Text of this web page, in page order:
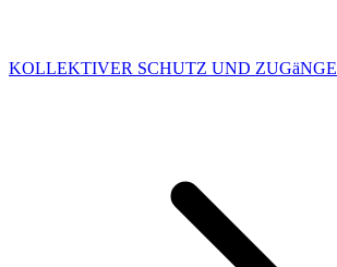
KOLLEKTIVER SCHUTZ UND ZUGäNGE